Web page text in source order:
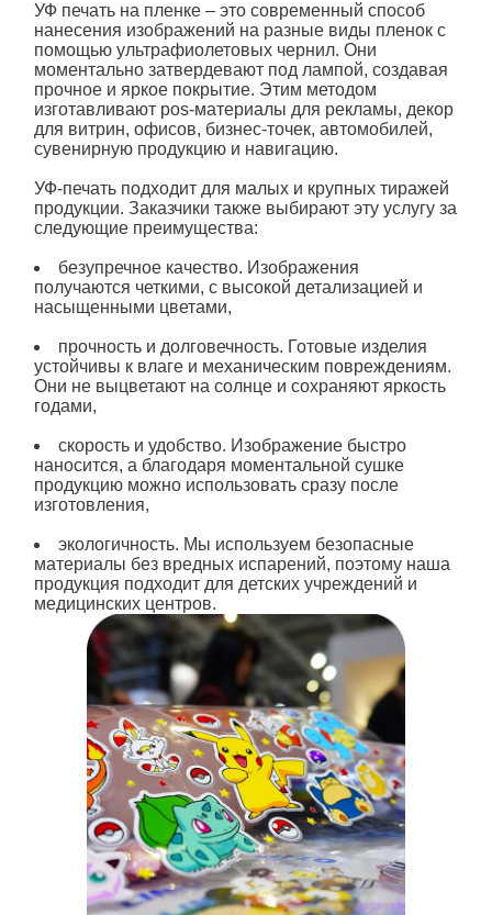
УФ печать на пленке– это современный способ
нанесения изображений на разные виды пленок с
помощью ультрафиолетовых чернил. Они
моментально затвердевают под лампой, создавая
прочное и яркое покрытие. Этим методом
изготавливают pos-материалы для рекламы, декор
для витрин, офисов, бизнес-точек, автомобилей,
сувенирную продукцию и навигацию.
УФ-печать подходит для малых и крупных тиражей
продукции. Заказчики также выбирают эту услугу за
следующие преимущества:
безупречное качество. Изображения
получаются четкими, с высокой детализацией и
насыщенными цветами,
прочность и долговечность. Готовые изделия
устойчивы к влаге и механическим повреждениям.
Они не выцветают на солнце и сохраняют яркость
годами,
скорость и удобство. Изображение быстро
наносится, а благодаря моментальной сушке
продукцию можно использовать сразу после
изготовления,
экологичность. Мы используем безопасные
материалы без вредных испарений, поэтому наша
продукция подходит для детских учреждений и
медицинских центров.